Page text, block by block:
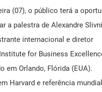
(07), o público terá a
a palestra de Alexandre
internacional e diretor
for Business
em Orlando, Flórida (EUA).
Harvard e referência